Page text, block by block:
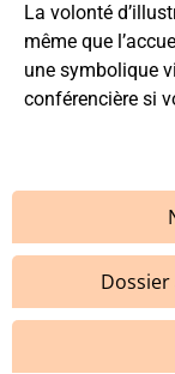
La volonté
même que
une symbolique
conférencière si